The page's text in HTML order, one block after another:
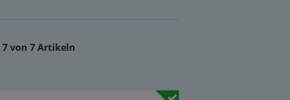
7 von 7 Artikeln